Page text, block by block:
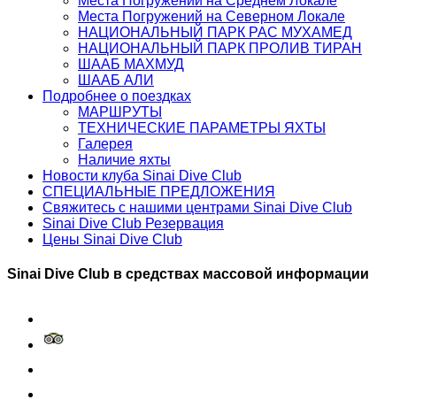
Места Погружений на Северном Локале
НАЦИОНАЛЬНЫЙ ПАРК РАС МУХАМЕД
НАЦИОНАЛЬНЫЙ ПАРК ПРОЛИВ ТИРАН
ШААБ МАХМУД
ШААБ АЛИ
Подробнее о поездках
МАРШРУТЫ
TЕХНИЧЕСКИЕ ПАРАМЕТРЫ ЯХТЫ
Галерея
Наличие яхты
Новости клуба Sinai Dive Club
СПЕЦИАЛЬНЫЕ ПРЕДЛОЖЕНИЯ
Свяжитесь с нашими центрами Sinai Dive Club
Sinai Dive Club Резервация
Цены Sinai Dive Club
Sinai Dive Club в средствах массовой информации